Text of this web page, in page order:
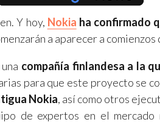
Y hoy, Nokia ha confirmado
a aparecer a
compañía finlandesa a la
para que este proyecto se
Nokia, así como otros
de expertos en el mercado